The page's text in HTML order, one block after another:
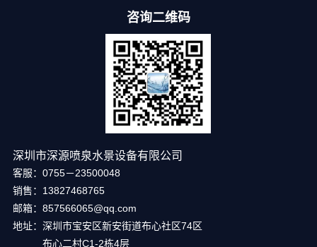
咨询二维码
深圳市深源喷泉水景设备有限公司
客服：0755－23500048
销售：13827468765
邮箱：857566065@qq.com
地址：深圳市宝安区新安街道布心社区74区
布心二村C1-2栋4层